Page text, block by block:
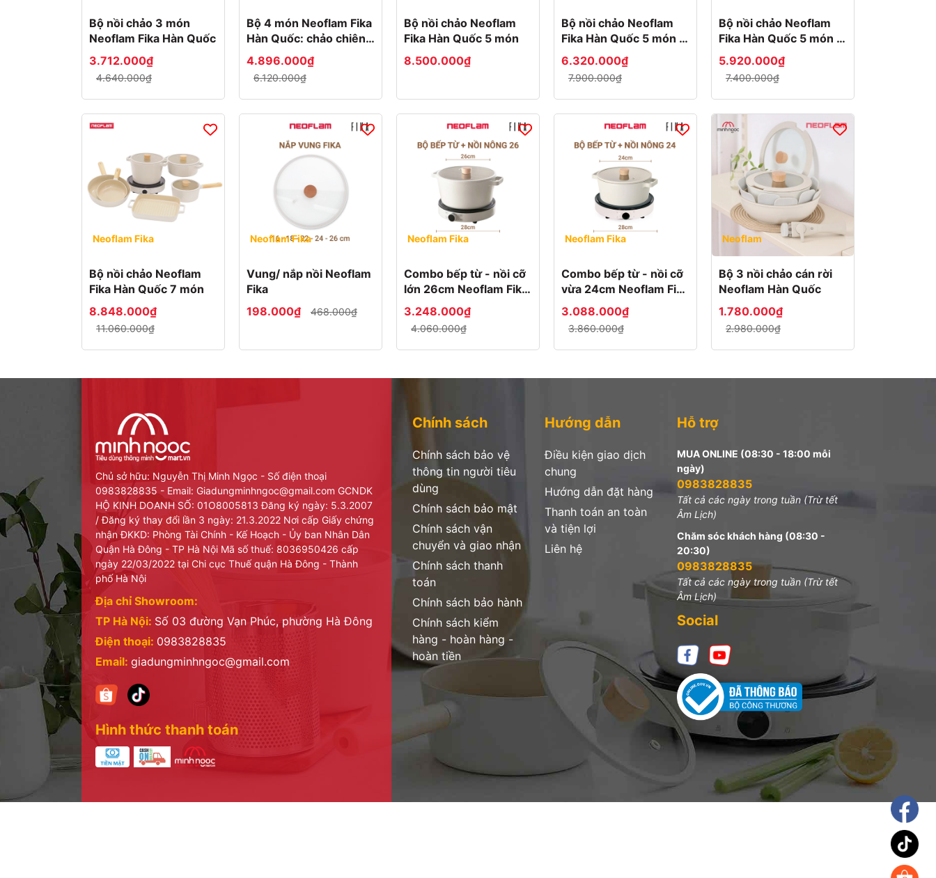
700g
900g
Bộ nồi chảo 3 món
Neoflam Fika Hàn Quốc
3.712.000₫
4.640.000₫
Bộ 4 món Neoflam Fika
Hàn Quốc: chảo chiên
24 & 28cm, quánh 18
và nồi nông 22cm
4.896.000₫
6.120.000₫
Bộ nồi chảo Neoflam
Fika Hàn Quốc 5 món
8.500.000₫
Bộ nồi chảo Neoflam
Fika Hàn Quốc 5 món -
lựa chọn 1
6.320.000₫
7.900.000₫
Bộ nồi chảo Neoflam
Fika Hàn Quốc 5 món -
bộ sản phẩm 2
5.920.000₫
7.400.000₫
Neoflam Fika
Bộ nồi chảo Neoflam
Fika Hàn Quốc 7 món
8.848.000₫
11.060.000₫
Neoflam Fika
Vung/ nắp nồi Neoflam
Fika
198.000₫
468.000₫
Neoflam Fika
Combo bếp từ - nồi cỡ
lớn 26cm Neoflam Fika
Hàn Quốc
3.248.000₫
4.060.000₫
Neoflam Fika
Combo bếp từ - nồi cỡ
vừa 24cm Neoflam Fika
Hàn Quốc
3.088.000₫
3.860.000₫
Neoflam
Bộ 3 nồi chảo cán rời
Neoflam Hàn Quốc
1.780.000₫
2.980.000₫
Chủ sở hữu: Nguyễn Thị Minh Ngọc - Số điện thoại
0983828835 - Email: Giadungminhngoc@gmail.com GCNDK
HỘ KINH DOANH SỐ: 01O8005813 Đăng ký ngày: 5.3.2007
/ Đăng ký thay đổi lần 3 ngày: 21.3.2022 Nơi cấp Giấy chứng
nhận ĐKKD: Phòng Tài Chính - Kế Hoạch - Ủy ban Nhân Dân
Quận Hà Đông - TP Hà Nội Mã số thuế: 8036950426 cấp
ngày 22/03/2022 tại Chi cục Thuế quận Hà Đông - Thành
phố Hà Nội
Địa chỉ Showroom:
TP Hà Nội: Số 03 đường Vạn Phúc, phường Hà Đông
Điện thoại: 0983828835
Email: giadungminhngoc@gmail.com
Hình thức thanh toán
Chính sách
Chính sách bảo vệ
thông tin người tiêu
dùng
Chính sách bảo mật
Chính sách vận
chuyển và giao nhận
Chính sách thanh
toán
Chính sách bảo hành
Chính sách kiểm
hàng - hoàn hàng -
hoàn tiền
Hướng dẫn
Điều kiện giao dịch
chung
Hướng dẫn đặt hàng
Thanh toán an toàn
và tiện lợi
Liên hệ
Hỗ trợ
MUA ONLINE (08:30 - 18:00 mỗi
ngày)
0983828835
Tất cả các ngày trong tuần (Trừ tết
Âm Lịch)
Chăm sóc khách hàng (08:30 -
20:30)
0983828835
Tất cả các ngày trong tuần (Trừ tết
Âm Lịch)
Social